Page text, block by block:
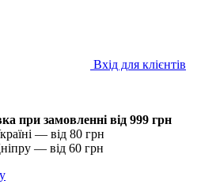
Вхід для клієнтів
при замовленні від 999 грн
— від 80 грн
— від 60 грн